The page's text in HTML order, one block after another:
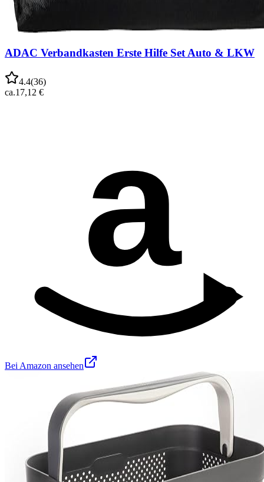
ADAC Verbandkasten Erste Hilfe Set Auto & LKW
4.4(36)
ca.17,12 €
a
Bei Amazon ansehen